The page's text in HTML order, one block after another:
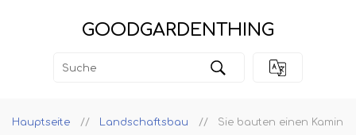
GOODGARDENTHING
Hauptseite Landschaftsbau Sie bauten einen Kamin